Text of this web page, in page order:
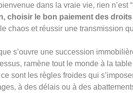
dans la vraie vie, rien n’est
choisir le bon paiement des droits
chaos et réussir une transmission
s’ouvre une succession
ramène tout le monde à la
sont les règles froides qui
à des délais ou à des